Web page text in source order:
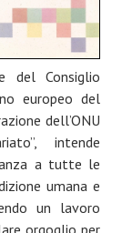
del Consiglio
europeo del
dell’ONU
intende
a tutte le
umana e
un lavoro
orgoglio per